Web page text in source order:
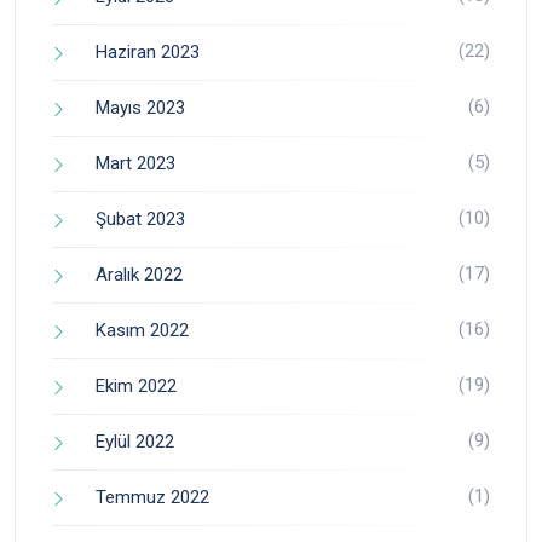
Haziran 2023 (22)
Mayıs 2023 (6)
Mart 2023 (5)
Şubat 2023 (10)
Aralık 2022 (17)
Kasım 2022 (16)
Ekim 2022 (19)
Eylül 2022 (9)
Temmuz 2022 (1)